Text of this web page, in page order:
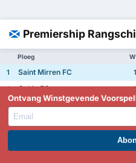
Premiership
Ploeg
1 Saint Mirren FC 1
2
Celtic FC 1
3
Aberdeen FC 1
Motherwell FC
1
WORD PREMIUM
Ontvang Winstgevende